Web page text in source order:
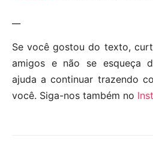
Se você gostou do texto,
amigos e não se esqueça
ajuda a continuar trazendo
você. Siga-nos também no